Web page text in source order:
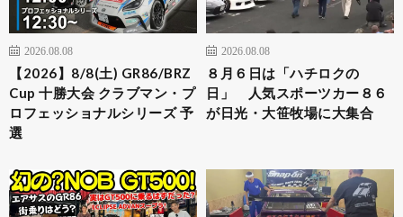
2026.08.08
【2026】8/8(土) GR86/BRZ
Cup 十勝大会 クラブマン・プ
ロフェッショナルシリーズ 予
選
2026.08.08
８月６日は「ハチロクの
日」 人気スポーツカー８６
が日光・大笹牧場に大集合